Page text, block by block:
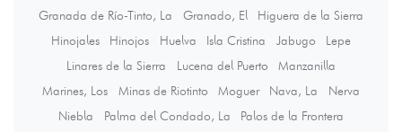
Granada de Río-Tinto, La
Granado, El
Higuera de la Sierra
Hinojales
Hinojos Huelva Isla Cristina Jabugo
Lepe
Linares de la Sierra
Lucena del Puerto
Manzanilla
Marines, Los
Minas de Riotinto Moguer Nava, La
Nerva
Niebla
Palma del Condado, La
Palos de la Frontera